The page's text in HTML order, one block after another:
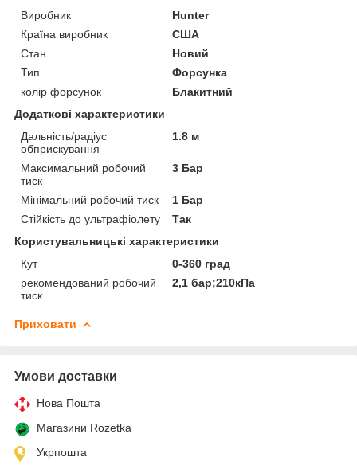
Виробник
Hunter
Країна виробник
США
Стан
Новий
Тип
Форсунка
колір форсунок
Блакитний
Додаткові характеристики
Дальність/радіус
обприскування
1.8 м
Максимальний робочий
тиск
3 Бар
Мінімальний робочий тиск
1 Бар
Стійкість до ультрафіолету
Так
Користувальницькі характеристики
Кут
0-360 град
рекомендований робочий
тиск
2,1 бар;210кПа
Приховати
Умови доставки
Нова Пошта
Магазини Rozetka
Укрпошта